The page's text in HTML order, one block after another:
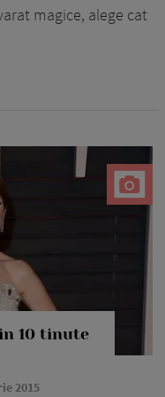
magice, alege cat
10 tinute
2015